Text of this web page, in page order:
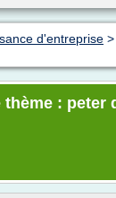
d'entreprise >
: peter